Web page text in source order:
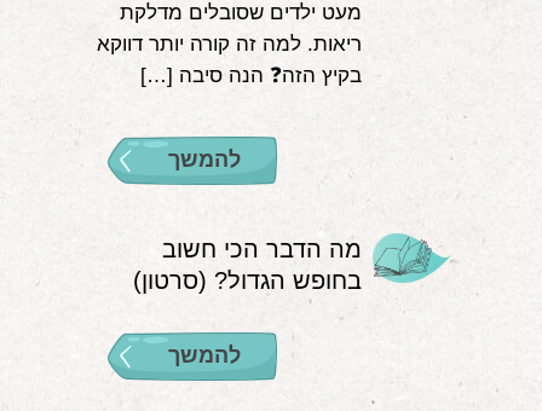
מעט ילדים שסובלים מדלקת
ריאות. למה זה קורה יותר דווקא
בקיץ הזה❓ הנה סיבה […]
להמשך
מה הדבר הכי חשוב
בחופש הגדול? (סרטון)
להמשך